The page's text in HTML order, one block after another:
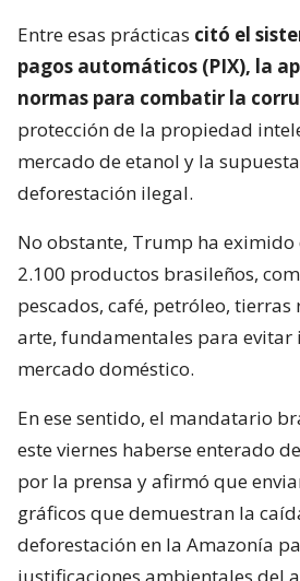
Entre esas prácticas citó el
pagos automáticos (PIX), la
normas para combatir la
protección de la propiedad
mercado de etanol y la
deforestación ilegal.
No obstante, Trump ha eximido
2.100 productos brasileños,
pescados, café, petróleo, tierras
arte, fundamentales para evitar
mercado doméstico.
En ese sentido, el mandatario
este viernes haberse enterado
por la prensa y afirmó que
gráficos que demuestran la
deforestación en la Amazonía